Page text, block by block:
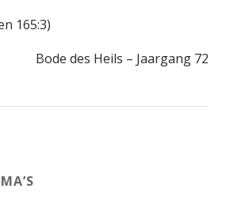
165:3)
Bode des Heils – Jaargang 72